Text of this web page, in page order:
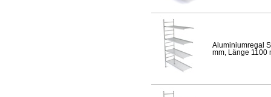
Aluminiumregal
mm, Länge 1100